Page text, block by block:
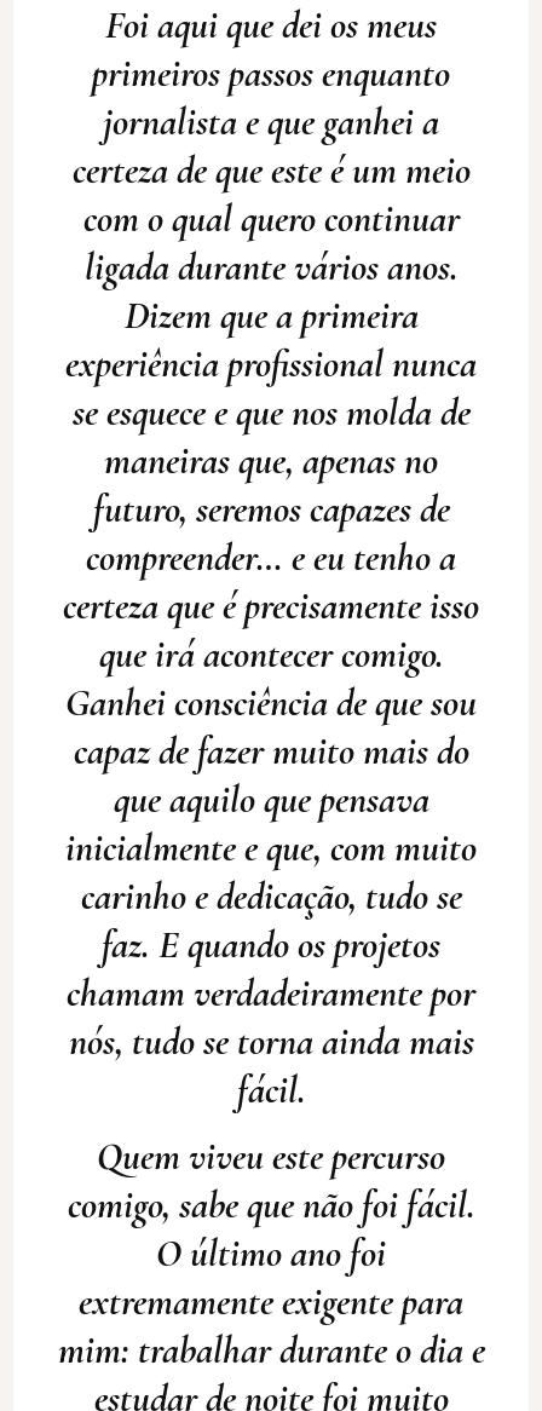
Foi aqui que dei os meus
primeiros passos enquanto
jornalista e que ganhei a
certeza de que este é um meio
com o qual quero continuar
ligada durante vários anos.
Dizem que a primeira
experiência profissional nunca
se esquece e que nos molda de
maneiras que, apenas no
futuro, seremos capazes de
compreender… e eu tenho a
certeza que é precisamente isso
que irá acontecer comigo.
Ganhei consciência de que sou
capaz de fazer muito mais do
que aquilo que pensava
inicialmente e que, com muito
carinho e dedicação, tudo se
faz. E quando os projetos
chamam verdadeiramente por
nós, tudo se torna ainda mais
fácil.
Quem viveu este percurso
comigo, sabe que não foi fácil.
O último ano foi
extremamente exigente para
mim: trabalhar durante o dia e
estudar de noite foi muito